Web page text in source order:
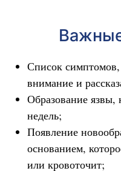
Список симптомов,
внимание и
Образование язвы,
недель;
Появление
основанием,
или кровоточит;